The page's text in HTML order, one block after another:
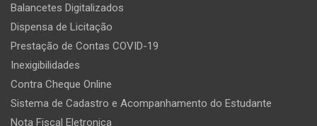
Balancetes Digitalizados
Dispensa de Licitação
Prestação de Contas COVID-19
Inexigibilidades
Contra Cheque Online
Sistema de Cadastro e Acompanhamento do Estudante
Nota Fiscal Eletronica